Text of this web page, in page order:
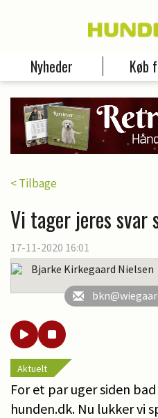
Nyheder Køb
< Tilbage
Vi tager jeres svar
17-11-2020 16:01
Bjarke Kirkegaard Nielsen
Aktuelt
For et par uger siden
hunden.dk. Nu lukker vi